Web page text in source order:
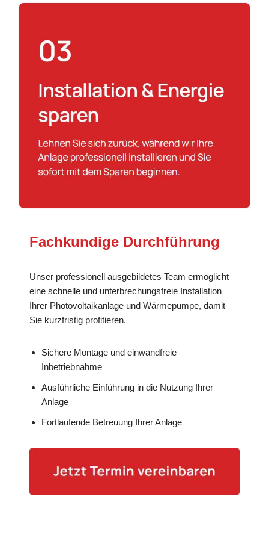
Fachkundige Durchführung
Unser professionell ausgebildetes Team ermöglicht
eine schnelle und unterbrechungsfreie Installation
Ihrer Photovoltaikanlage und Wärmepumpe, damit
Sie kurzfristig profitieren.
Sichere Montage und einwandfreie
Inbetriebnahme
Ausführliche Einführung in die Nutzung Ihrer
Anlage
Fortlaufende Betreuung Ihrer Anlage